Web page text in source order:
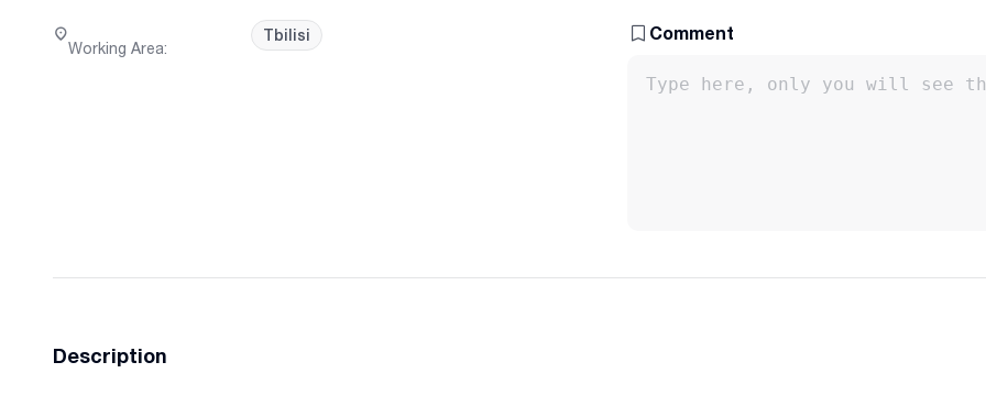
Working Area:
Tbilisi Comment
Description